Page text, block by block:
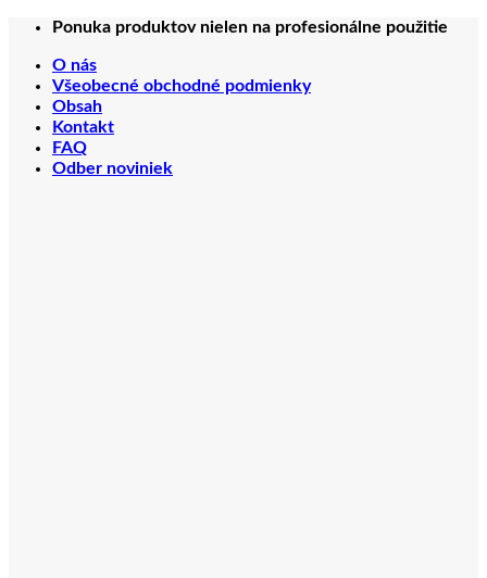
Preskočiť
obsah
Ponuka produktov nielen na profesionálne použitie
O nás
Všeobecné obchodné podmienky
Obsah
Kontakt
FAQ
Odber noviniek